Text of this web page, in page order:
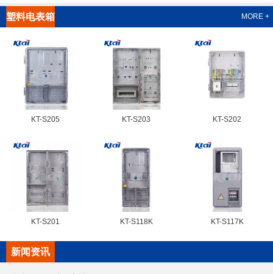
塑料电表箱
系列
MORE +
KT-S205 KT-S203 KT-S202
KT-S201 KT-S118K KT-S117K
新闻资讯